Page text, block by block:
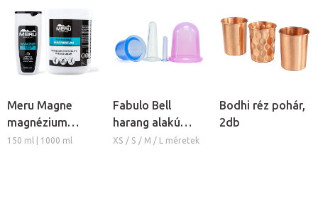
Meru Magne
magnézium
masszázs krém
150 ml | 1000 ml
Fabulo Bell
harang alakú
szilikon köpöly
XS / S / M / L méretek
Bodhi réz pohár,
2db